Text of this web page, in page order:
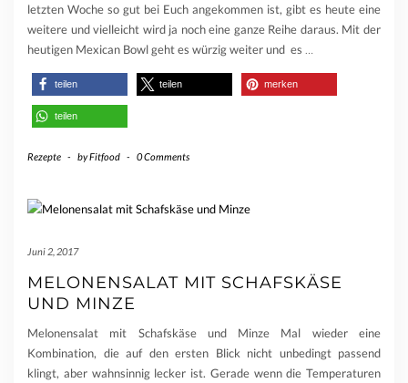
letzten Woche so gut bei Euch angekommen ist, gibt es heute eine
weitere und vielleicht wird ja noch eine ganze Reihe daraus. Mit der
heutigen Mexican Bowl geht es würzig weiter und es
teilen teilen merken
teilen
Rezepte - byFitfood - 0 Comments
Juni 2, 2017
MELONENSALAT MIT SCHAFSKÄSE
UND MINZE
Melonensalat mit Schafskäse und Minze Mal wieder eine
Kombination, die auf den ersten Blick nicht unbedingt passend
klingt, aber wahnsinnig lecker ist. Gerade wenn die Temperaturen